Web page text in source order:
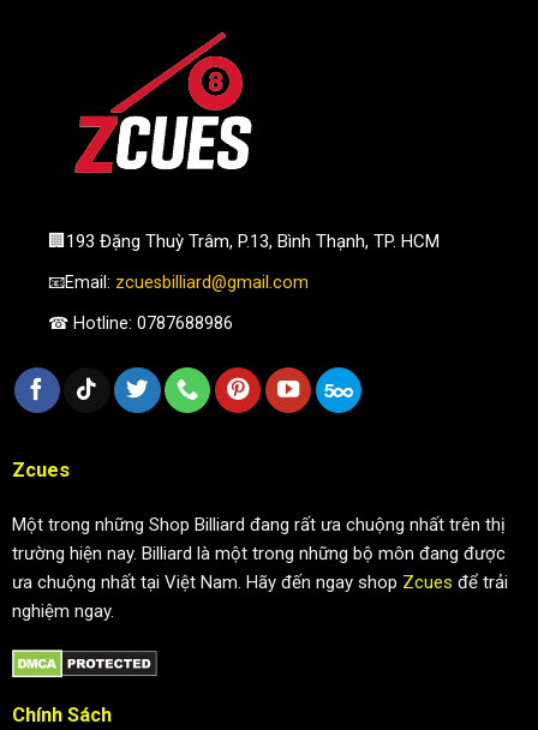
🏢193 Đặng Thuỳ Trâm, P.13, Bình Thạnh, TP. HCM
📧Email: zcuesbilliard@gmail.com
☎ Hotline: 0787688986
Zcues
Một trong những Shop Billiard đang rất ưa chuộng nhất trên thị
trường hiện nay. Billiard là một trong những bộ môn đang được
ưa chuộng nhất tại Việt Nam. Hãy đến ngay shop Zcues để trải
nghiệm ngay.
Chính Sách